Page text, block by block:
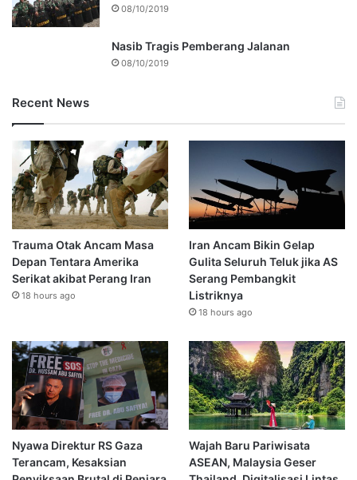
08/10/2019
Nasib Tragis Pemberang Jalanan
08/10/2019
Recent News
Trauma Otak Ancam Masa
Depan Tentara Amerika
Serikat akibat Perang Iran
18 hours ago
Iran Ancam Bikin Gelap
Gulita Seluruh Teluk jika AS
Serang Pembangkit
Listriknya
18 hours ago
Nyawa Direktur RS Gaza
Terancam, Kesaksian
Wajah Baru Pariwisata
ASEAN, Malaysia Geser